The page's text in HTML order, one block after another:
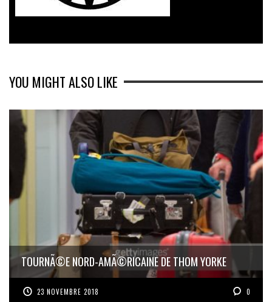
YOU MIGHT ALSO LIKE
TOURNÃ©E NORD-AMÃ©RICAINE DE THOM YORKE
23 NOVEMBRE 2018 0